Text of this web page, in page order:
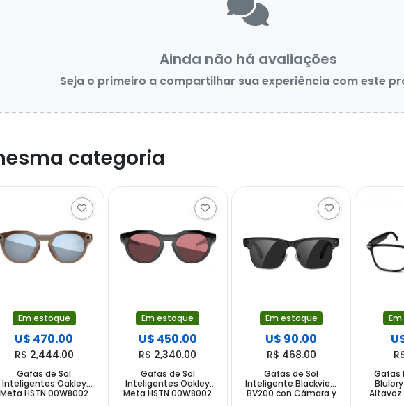
Ainda não há avaliações
Seja o primeiro a compartilhar sua experiência com este
categoria
Em estoque
U$ 470.00
R$ 2,444.00
Gafas de Sol
Inteligentes Oakley
Meta HSTN 00W8002
Em estoque
U$ 450.00
R$ 2,340.00
Gafas de Sol
Inteligentes Oakley
Meta HSTN 00W8002
Em estoque
U$ 90.00
R$ 468.00
Gafas de Sol
Inteligente Blackview
BV200 con Cámara y
Gafas
Altavoz